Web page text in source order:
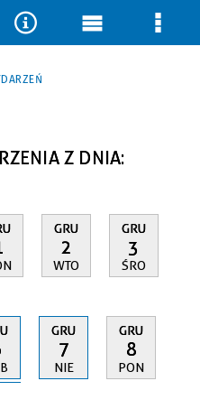
Z DNIA:
GRU
2
WTO
GRU
3
ŚRO
GRU
7
NIE
GRU
8
PON
Narzędzia
Menu Menu